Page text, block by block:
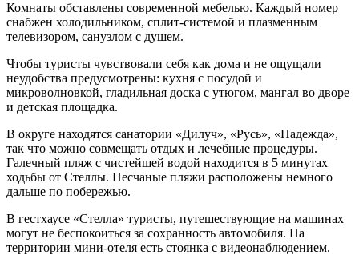
Комнаты обставлены современной мебелью. Каждый номер
снабжен холодильником, сплит-системой и плазменным
телевизором, санузлом с душем.
Чтобы туристы чувствовали себя как дома и не ощущали
неудобства предусмотрены: кухня с посудой и
микроволновкой, гладильная доска с утюгом, мангал во дворе
и детская площадка.
В округе находятся санатории «Дилуч», «Русь», «Надежда»,
так что можно совмещать отдых и лечебные процедуры.
Галечный пляж с чистейшей водой находится в 5 минутах
ходьбы от Стеллы. Песчаные пляжи расположены немного
дальше по побережью.
В гестхаусе «Стелла» туристы, путешествующие на машинах
могут не беспокоиться за сохранность автомобиля. На
территории мини-отеля есть стоянка с видеонаблюдением.